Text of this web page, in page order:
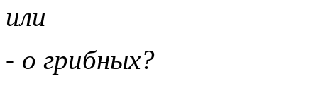
или
- о грибных?